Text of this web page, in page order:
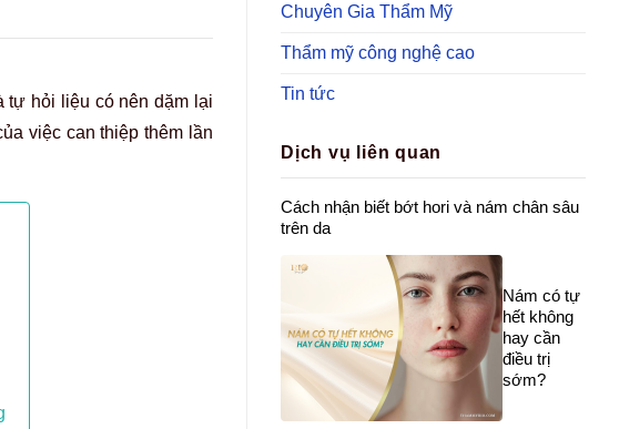
tự hỏi liệu có nên dặm lại
việc can thiệp thêm lần
Chuyên Gia Thẩm Mỹ
Thẩm mỹ công nghệ cao
Tin tức
Dịch vụ liên quan
Cách nhận biết bớt hori và nám chân sâu
trên da
Nám có tự
hết không
hay cần
điều trị
sớm?